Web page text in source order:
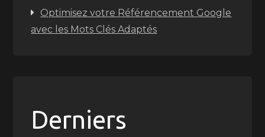
Optimisez votre Référencement Google
avec les Mots Clés Adaptés
Derniers